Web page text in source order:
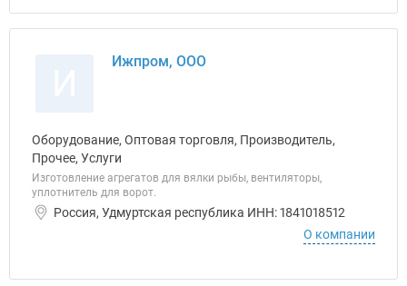
Ижпром, ООО
Оборудование, Оптовая торговля, Производитель,
Прочее, Услуги
Изготовление агрегатов для вялки рыбы, вентиляторы,
уплотнитель для ворот.
Россия, Удмуртская республика ИНН: 1841018512
О компании